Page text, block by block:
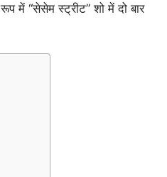
में “सेसेम स्ट्रीट” शो में दो बार